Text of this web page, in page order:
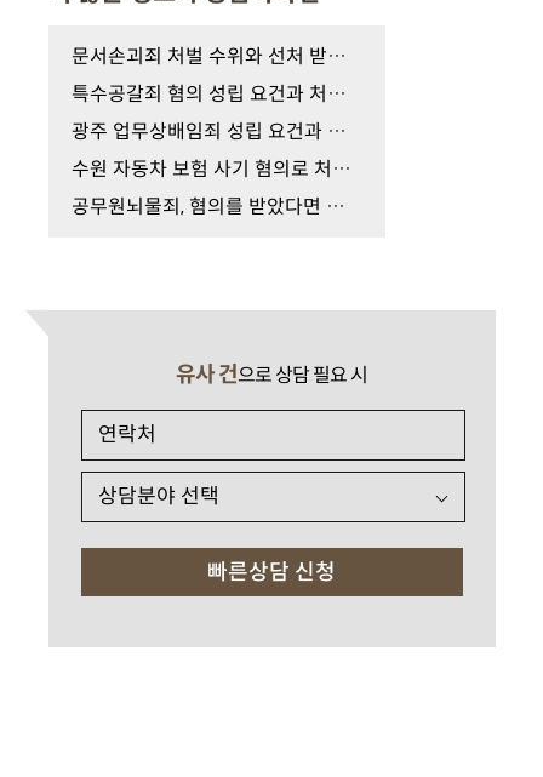
문서손괴죄 처벌 수위와 선처 받기 위한 경찰 조사 …
특수공갈죄 혐의 성립 요건과 처벌 수위, 올바른 경…
광주 업무상배임죄 성립 요건과 선처 받기 위한 올바…
수원 자동차 보험 사기 혐의로 처벌 위기, 올바른 경…
공무원뇌물죄, 혐의를 받았다면 가장 먼저 확인해야 …
유사 건으로 상담 필요 시